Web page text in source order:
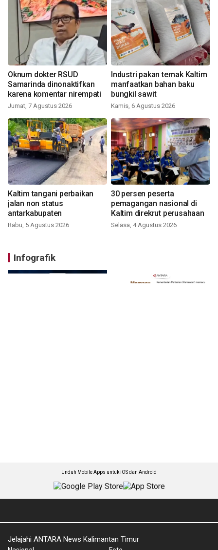
Oknum dokter RSUD
Samarinda dinonaktifkan
karena komentar nirempati
Jumat, 7 Agustus 2026
Industri pakan ternak Kaltim
manfaatkan bahan baku
bungkil sawit
Kamis, 6 Agustus 2026
Kaltim tangani perbaikan
jalan non status
antarkabupaten
Rabu, 5 Agustus 2026
30 persen peserta
pemagangan nasional di
Kaltim direkrut perusahaan
Selasa, 4 Agustus 2026
Infografik
Unduh Mobile Apps untuk iOS dan Android
Jelajahi ANTARA News Kalimantan Timur